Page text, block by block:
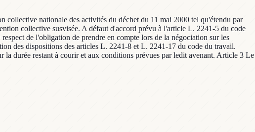
collective nationale des activités du déchet du 11 mai 2000 tel qu'étendu par
collective susvisée. A défaut d'accord prévu à l'article L. 2241-5 du code
de l'obligation de prendre en compte lors de la négociation sur les
des dispositions des articles L. 2241-8 et L. 2241-17 du code du travail.
la durée restant à courir et aux conditions prévues par ledit avenant. Article 3 Le